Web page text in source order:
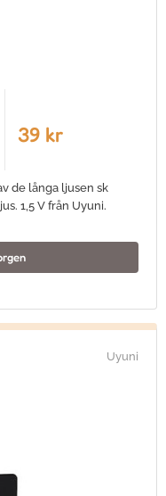
39 kr
de långa ljusen sk
1,5 V från Uyuni.
Uyuni